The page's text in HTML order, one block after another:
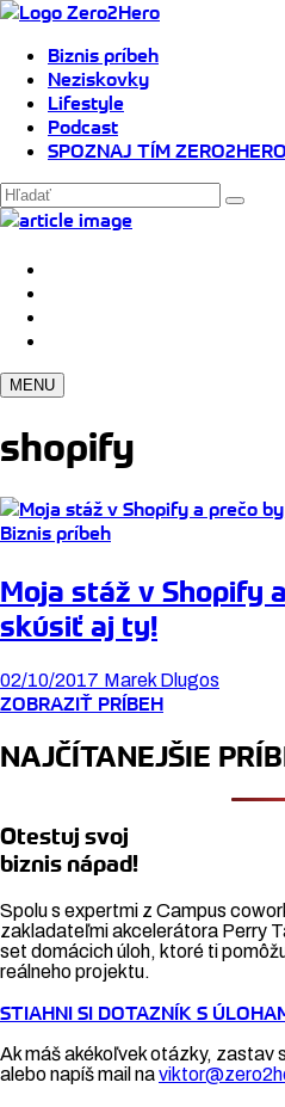
Biznis príbeh
Neziskovky
Lifestyle
Podcast
SPOZNAJ TÍM ZERO2HERO
MENU
shopify
Biznis príbeh
Moja stáž v Shopify
skúsiť aj ty!
02/10/2017 Marek Dlugos
ZOBRAZIŤ PRÍBEH
NAJČÍTANEJŠIE
Otestuj svoj
biznis nápad!
Spolu s expertmi z Campus
zakladateľmi akcelerátora Perry
set domácich úloh, ktoré ti
reálneho projektu.
STIAHNI SI DOTAZNÍK S
Ak máš akékoľvek otázky, zastav
alebo napíš mail na